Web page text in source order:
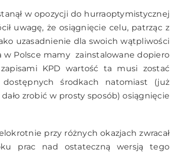
w opozycji do hurraoptymistycznej
uwagę, że osiągnięcie celu, patrząc z
uzasadnienie dla swoich wątpliwości
w Polsce mamy zainstalowane dopiero
KPD wartość ta musi zostać
środkach natomiast (już
zrobić w prosty sposób) osiągnięcie
przy różnych okazjach zwracał
prac nad ostateczną wersją tego